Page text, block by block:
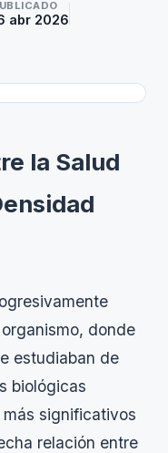
abr 2026
la Salud
donde
estudiaban de
biológicas
significativos
relación entre